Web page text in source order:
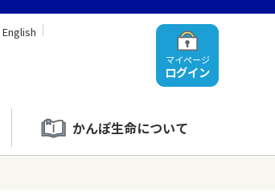
マイページ
ログイン
English
かんぽ生命について